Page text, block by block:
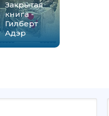
Закрытая
книга -
Гилберт
Адэр